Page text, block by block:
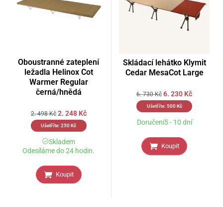
Oboustranné zateplení
ležadla Helinox Cot
Warmer Regular
černá/hnědá
2. 498Kč 2. 248 Kč
Ušetříte: 250Kč
Skladem
Odesíláme do 24 hodin.
Koupit
Skládací lehátko Klymit
Cedar MesaCot Large
6. 730Kč 6. 230 Kč
Ušetříte: 500Kč
Doručení5 - 10 dní
Koupit